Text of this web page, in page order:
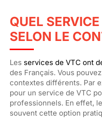
QUEL
SELON LE
Les services de VTC ont
des Français. Vous
contextes différents. Par
pour un service de VTC
professionnels. En effet,
souvent cette option